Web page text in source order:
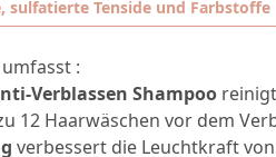
sulfatierte Tenside und Farbstoffe
:
Verblassen Shampoo
12 Haarwäschen vor dem
verbessert die Leuchtkraft